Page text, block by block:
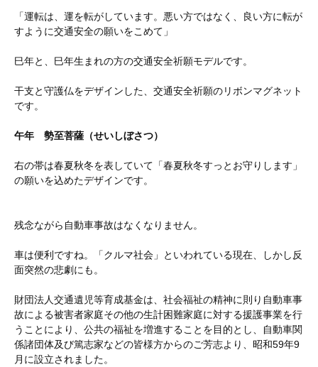
「運転は、運を転がしています。悪い方ではなく、良い方に転が
すように交通安全の願いをこめて」
巳年と、巳年生まれの方の交通安全祈願モデルです。
干支と守護仏をデザインした、交通安全祈願のリボンマグネット
です。
午年 勢至菩薩（せいしぼさつ）
右の帯は春夏秋冬を表していて「春夏秋冬すっとお守りします」
の願いを込めたデザインです。
残念ながら自動車事故はなくなりません。
車は便利ですね。「クルマ社会」といわれている現在、しかし反
面突然の悲劇にも。
財団法人交通遺児等育成基金は、社会福祉の精神に則り自動車事
故による被害者家庭その他の生計困難家庭に対する援護事業を行
うことにより、公共の福祉を増進することを目的とし、自動車関
係諸団体及び篤志家などの皆様方からのご芳志より、昭和59年9
月に設立されました。